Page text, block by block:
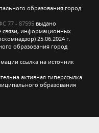
образования город
77 - 87595 выдано
связи, информационных
25.06.2024 г.
образования город
ссылка на источник
активная гиперссылка
образования